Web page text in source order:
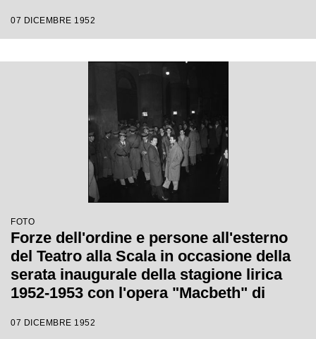
Ebert
07 DICEMBRE 1952
FOTO
Forze dell'ordine e persone all'esterno
del Teatro alla Scala in occasione della
serata inaugurale della stagione lirica
1952-1953 con l'opera "Macbeth" di
Sabata, con la regia di Carl Ebert
07 DICEMBRE 1952